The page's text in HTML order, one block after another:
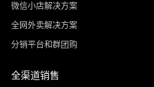
微信小店解决方案
全网外卖解决方案
分销平台和群团购
全渠道销售